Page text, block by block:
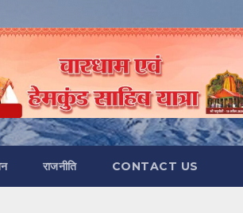
राजनीति CONTACT US